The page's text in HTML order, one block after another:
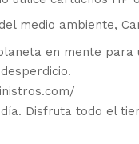
medio ambiente,
en mente para